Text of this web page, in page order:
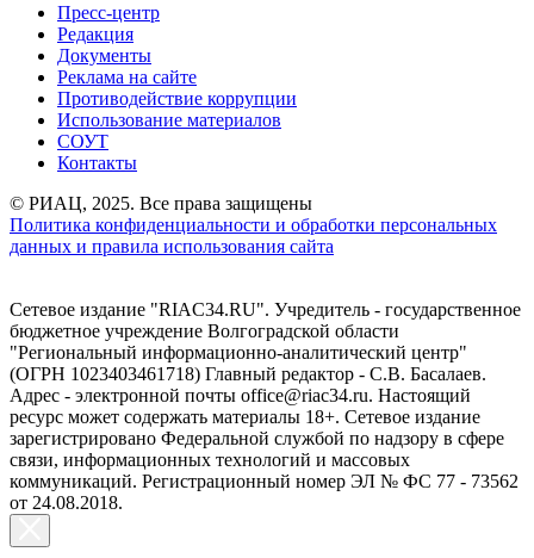
Пресс-центр
Редакция
Документы
Реклама на сайте
Противодействие коррупции
Использование материалов
СОУТ
Контакты
© РИАЦ, 2025. Все права защищены
Политика конфиденциальности и обработки персональных
данных и правила использования сайта
Сетевое издание "RIAC34.RU". Учредитель - государственное
бюджетное учреждение Волгоградской области
"Региональный информационно-аналитический центр"
(ОГРН 1023403461718) Главный редактор - С.В. Басалаев.
Адрес - электронной почты office@riac34.ru. Настоящий
ресурс может содержать материалы 18+. Сетевое издание
зарегистрировано Федеральной службой по надзору в сфере
связи, информационных технологий и массовых
коммуникаций. Регистрационный номер ЭЛ № ФС 77 - 73562
от 24.08.2018.